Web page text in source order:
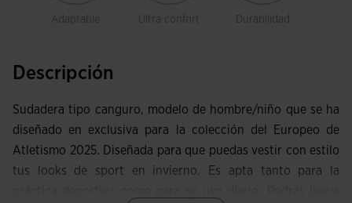
Adaptable Ultra confort Durabilidad
Descripción
Sudadera tipo canguro, modelo de hombre/niño que se ha
diseñado en exclusiva para la colección del Europeo de
Atletismo 2025. Diseñada para que puedas vestir con estilo
tus looks de sport en invierno. Es apta tanto para la